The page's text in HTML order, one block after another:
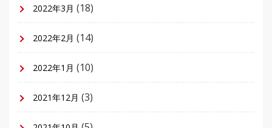
2022年3月 (18)
2022年2月 (14)
2022年1月 (10)
2021年12月 (3)